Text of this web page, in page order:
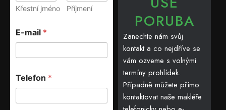
PORUBA
Zanechte nám svůj
kontakt a co nejdříve se
vám ozveme s volnými
termíny prohlídek.
Případně můžete přímo
kontaktovat naše makléře
Křestní jméno Příjmení
E-mail *
Telefon *